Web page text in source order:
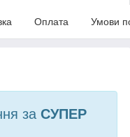
Оплата Умови
за СУПЕР